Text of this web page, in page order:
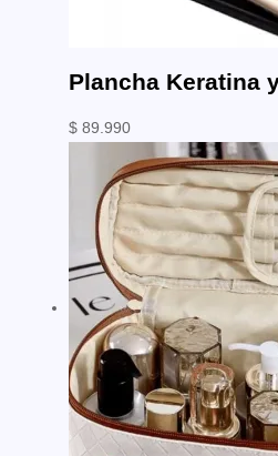
Plancha Keratina
$ 89.990